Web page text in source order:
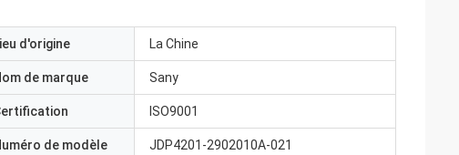
d'origine La Chine
de marque Sany
ISO9001
de modèle JDP4201-2902010A-021